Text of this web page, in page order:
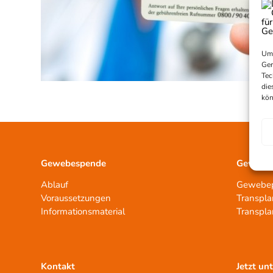
Gewebespende
Ablauf
Voraussetzungen
Informationsmaterial
Kontakt Jetzt